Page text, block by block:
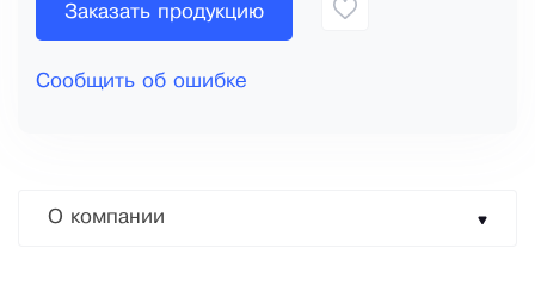
Заказать продукцию
Сообщить об ошибке
О компании